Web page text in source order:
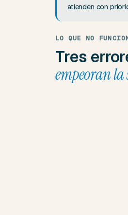
atienden con
LO QUE NO
Tres
empeoran